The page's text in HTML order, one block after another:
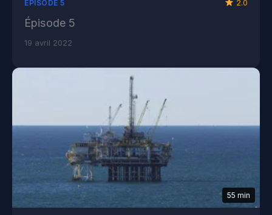
ÉPISODE 5 2.0
Épisode 5
19 avril 2022
55 min